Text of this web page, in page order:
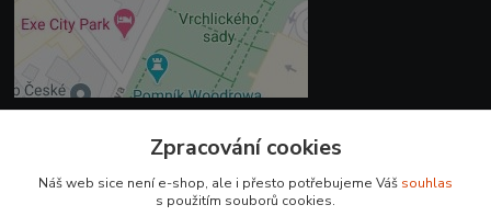
+420 225 375 800
Zpracování cookies
Náš web sice není e-shop, ale i přesto potřebujeme Váš souhlas
s použitím souborů cookies.